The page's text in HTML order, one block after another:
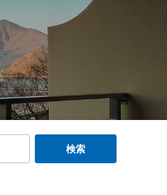
検索